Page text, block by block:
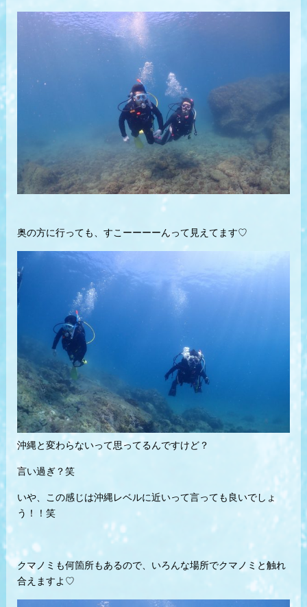
奥の方に行っても、すこーーーーんって見えてます♡
沖縄と変わらないって思ってるんですけど？
言い過ぎ？笑
いや、この感じは沖縄レベルに近いって言っても良いでしょ
う！！笑
クマノミも何箇所もあるので、いろんな場所でクマノミと触れ
合えますよ♡